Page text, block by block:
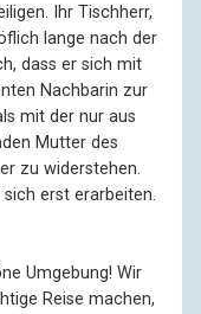
Ihr Tischherr,
lange nach der
dass er sich mit
Nachbarin zur
mit der nur aus
Mutter des
zu widerstehen.
erst erarbeiten.
Umgebung! Wir
Reise machen,